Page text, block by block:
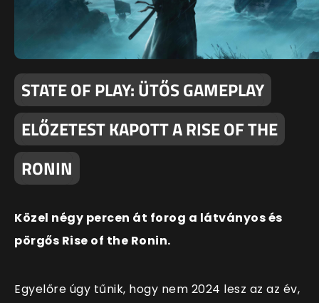
STATE OF PLAY: ÜTŐS GAMEPLAY
ELŐZETEST KAPOTT A RISE OF THE
RONIN
Közel négy percen át forog a látványos és
pörgős Rise of the Ronin.
Egyelőre úgy tűnik, hogy nem 2024 lesz az az év,